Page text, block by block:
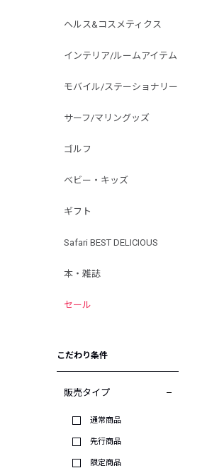
ヘルス&コスメティクス
インテリア/ルームアイテム
モバイル/ステーショナリー
サーフ/マリングッズ
ゴルフ
ベビー・キッズ
ギフト
Safari BEST DELICIOUS
本・雑誌
セール
こだわり条件
販売タイプ
通常商品
先行商品
限定商品
限定
THE DUFFER OF ST.GEORGE